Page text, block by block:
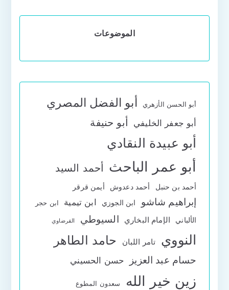
الموضوعات
أبو الحسن الأزهري أبو الفضل المصري
أبو جعفر الخليفي أبو حنيفة
أبو عبيدة النقادي
أبو عمر الباحث أحمد السيد
أحمد بن حنبل أحمد دعدوش أيمن قرقر
إبراهيم شاشو ابن الجوزي ابن تيمية ابن حجر
الألباني الإمام البخاري السيوطي القرضاوي
النووي تامر اللبان حامد الطاهر
حسام عبد العزيز حسن الحسيني
زين خير الله سعدون المطوع